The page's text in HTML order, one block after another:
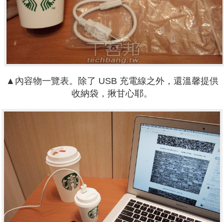
▲ 內容物一覽表。除了 USB 充電線之外，還溫馨提供
收納袋，揪甘心耶。